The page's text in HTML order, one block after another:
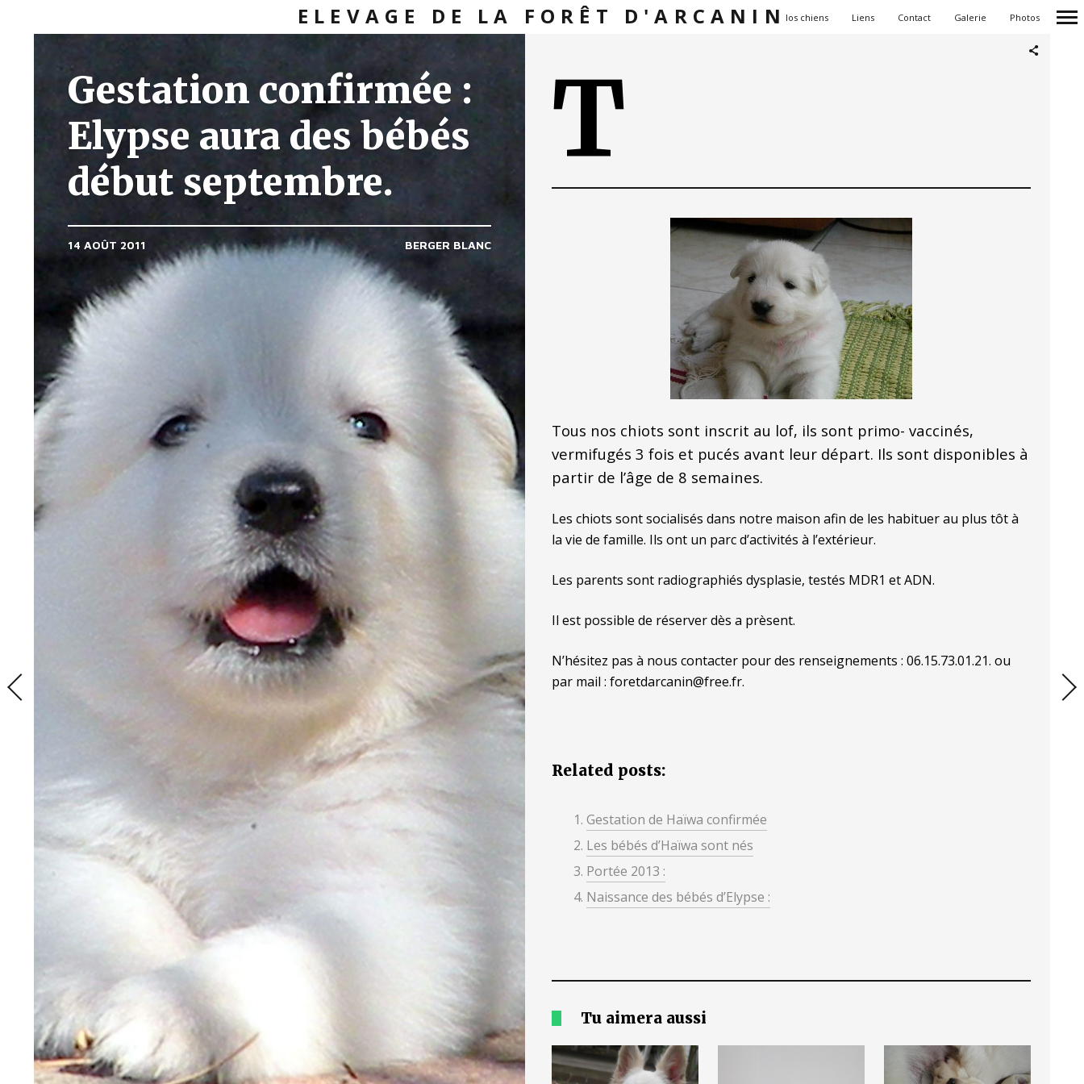
ELEVAGE DE LA FORÊT D'ARCANIN
Accueil Nos chiens Liens Contact Galerie Photos
Gestation confirmée :
Elypse aura des bébés
début septembre.
14 AOÛT 2011 BERGER BLANC
T
Tous nos chiots sont inscrit au lof, ils sont primo- vaccinés,
vermifugés 3 fois et pucés avant leur départ. Ils sont disponibles à
partir de l’âge de 8 semaines.
Les chiots sont socialisés dans notre maison afin de les habituer au plus tôt à
la vie de famille. Ils ont un parc d’activités à l’extérieur.
Les parents sont radiographiés dysplasie, testés MDR1 et ADN.
Il est possible de réserver dès a prèsent.
N’hésitez pas à nous contacter pour des renseignements : 06.15.73.01.21. ou
par mail : foretdarcanin@free.fr.
Related posts:
Gestation de Haïwa confirmée
Les bébés d’Haïwa sont nés
Portée 2013 :
Naissance des bébés d’Elypse :
Tu aimera aussi